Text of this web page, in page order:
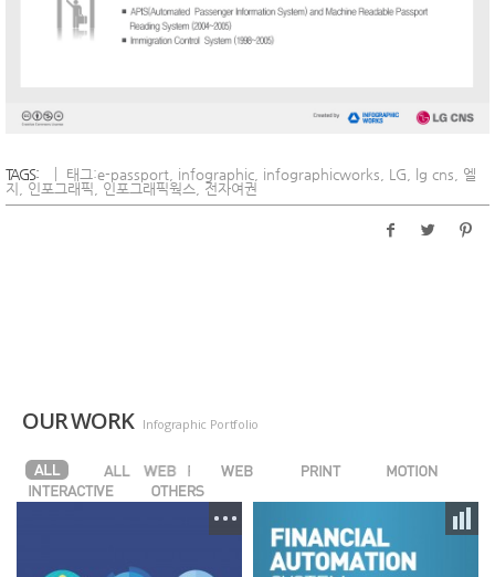
TAGS: 태그:e-passport infographic infographicworks LG lg cns
엘
지
인포그래픽 인포그래픽웍스 전자여권
OUR WORK Infographic Portfolio